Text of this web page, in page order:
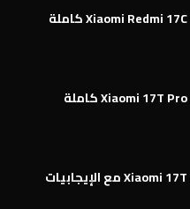
مواصفات هاتف Xiaomi 17T مع الإيجابيات